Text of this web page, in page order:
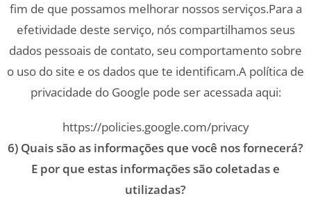
fim de que possamos melhorar nossos serviços.Para a
efetividade deste serviço, nós compartilhamos seus
dados pessoais de contato, seu comportamento sobre
o uso do site e os dados que te identificam.A política de
privacidade do Google pode ser acessada aqui:
https://policies.google.com/privacy
6) Quais são as informações que você nos fornecerá?
E por que estas informações são coletadas e
utilizadas?